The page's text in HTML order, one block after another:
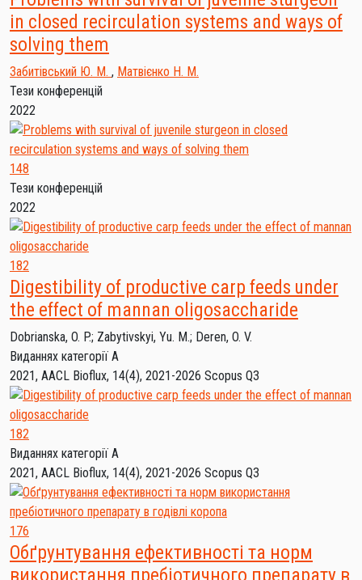
in closed recirculation systems and ways of
solving them
Забитівський Ю. М. , Матвієнко Н. М.
Тези конференцій
2022
148
Тези конференцій
2022
182
Digestibility of productive carp feeds under
the effect of mannan oligosaccharide
Dobrianska, O. P.; Zabytivskyi, Yu. M.; Deren, O. V.
Виданнях категорії А
2021, AACL Bioflux, 14(4), 2021-2026 Scopus Q3
182
Виданнях категорії А
2021, AACL Bioflux, 14(4), 2021-2026 Scopus Q3
176
Обґрунтування ефективності та норм
використання пребіотичного препарату в